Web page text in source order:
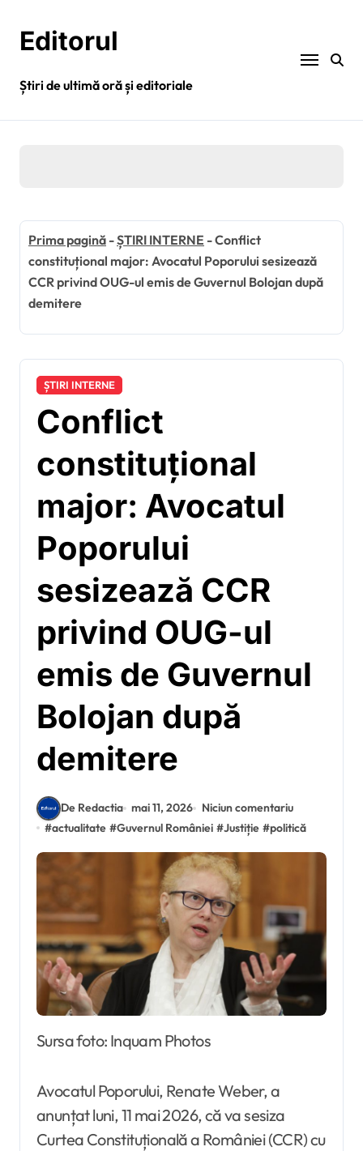
conținutEditorul
Știri de ultimă oră și editoriale
Prima pagină -ȘTIRI INTERNE -Conflict
constituțional major: Avocatul Poporului sesizează
CCR privind OUG-ul emis de Guvernul Bolojan după
demitere
ȘTIRI INTERNE
Conflict
constituțional
major: Avocatul
Poporului
sesizează CCR
privind OUG-ul
emis de Guvernul
Bolojan după
demitere
De Redactia mai 11, 2026
Niciun comentariu
#actualitate #Guvernul României #Justiție #politică
Sursa foto: Inquam Photos
Avocatul Poporului, Renate Weber, a
anunțat luni, 11 mai 2026, că va sesiza
Curtea Constituțională a României (CCR) cu